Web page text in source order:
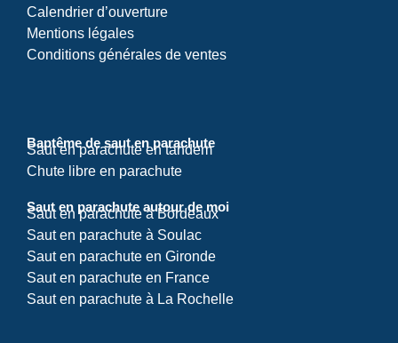
Calendrier d’ouverture
Mentions légales
Conditions générales de ventes
Baptême de saut en parachute
Saut en parachute en tandem
Chute libre en parachute
Saut en parachute autour de moi
Saut en parachute à Bordeaux
Saut en parachute à Soulac
Saut en parachute en Gironde
Saut en parachute en France
Saut en parachute à La Rochelle